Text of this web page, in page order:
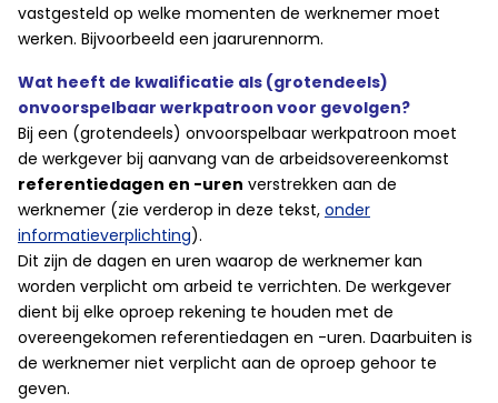
vastgesteld op welke momenten de werknemer moet
werken. Bijvoorbeeld een jaarurennorm.
Wat heeft de kwalificatie als (grotendeels)
onvoorspelbaar werkpatroon voor gevolgen?
Bij een (grotendeels) onvoorspelbaar werkpatroon moet
de werkgever bij aanvang van de arbeidsovereenkomst
referentiedagen en -uren verstrekken aan de
werknemer (zie verderop in deze tekst, onder
informatieverplichting).
Dit zijn de dagen en uren waarop de werknemer kan
worden verplicht om arbeid te verrichten. De werkgever
dient bij elke oproep rekening te houden met de
overeengekomen referentiedagen en -uren. Daarbuiten is
de werknemer niet verplicht aan de oproep gehoor te
geven.